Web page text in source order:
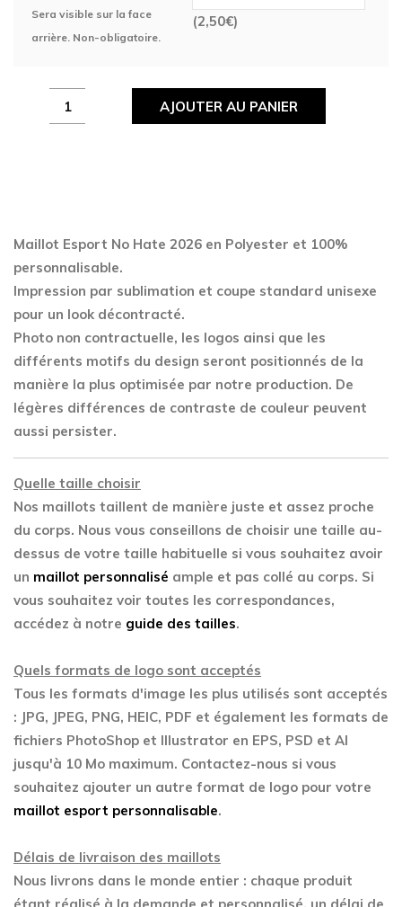
Sera visible sur la face
arrière. Non-obligatoire.
(2,50€)
Maillot
Esport
AJOUTER AU PANIER
Maillot Esport No Hate 2026 en Polyester et 100%
personnalisable.
Impression par sublimation et coupe standard unisexe
pour un look décontracté.
Photo non contractuelle, les logos ainsi que les
différents motifs du design seront positionnés de la
manière la plus optimisée par notre production. De
légères différences de contraste de couleur peuvent
aussi persister.
Quelle taille choisir
Nos maillots taillent de manière juste et assez proche
du corps. Nous vous conseillons de choisir une taille au-
dessus de votre taille habituelle si vous souhaitez avoir
un maillot personnalisé ample et pas collé au corps. Si
vous souhaitez voir toutes les correspondances,
accédez à notre guide des tailles.
Quels formats de logo sont acceptés
Tous les formats d'image les plus utilisés sont acceptés
: JPG, JPEG, PNG, HEIC, PDF et également les formats de
fichiers PhotoShop et Illustrator en EPS, PSD et AI
jusqu'à 10 Mo maximum. Contactez-nous si vous
souhaitez ajouter un autre format de logo pour votre
maillot esport personnalisable.
Délais de livraison des maillots
Nous livrons dans le monde entier : chaque produit